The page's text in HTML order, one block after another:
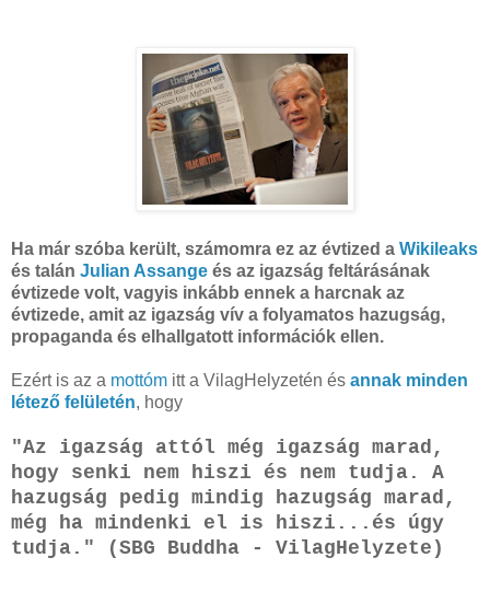
Ha már szóba került, számomra ez az évtized a Wikileaks
és talán Julian Assange és az igazság feltárásának
évtizede volt, vagyis inkább ennek a harcnak az
évtizede, amit az igazság vív a folyamatos hazugság,
propaganda és elhallgatott információk ellen.
Ezért is az a mottóm itt a VilagHelyzetén és annak minden
létező felületén, hogy
"Az igazság attól még igazság marad,
hogy senki nem hiszi és nem tudja. A
hazugság pedig mindig hazugság marad,
még ha mindenki el is hiszi...és úgy
tudja." (SBG Buddha - VilagHelyzete)